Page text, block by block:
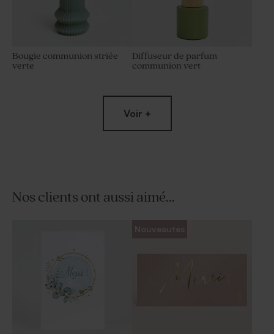
Bougie communion striée
verte
Diffuseur de parfum
communion vert
Sucette communion verte et
blanche
Voir +
Nos clients ont aussi aimé...
Nouveautés